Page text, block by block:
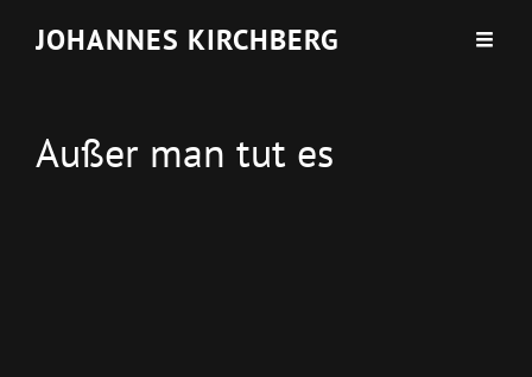
JOHANNES KIRCHBERG
Außer man tut es